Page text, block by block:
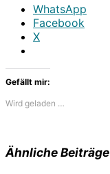
WhatsApp
Facebook
X
Gefällt mir:
Wird geladen …
Ähnliche Beiträge